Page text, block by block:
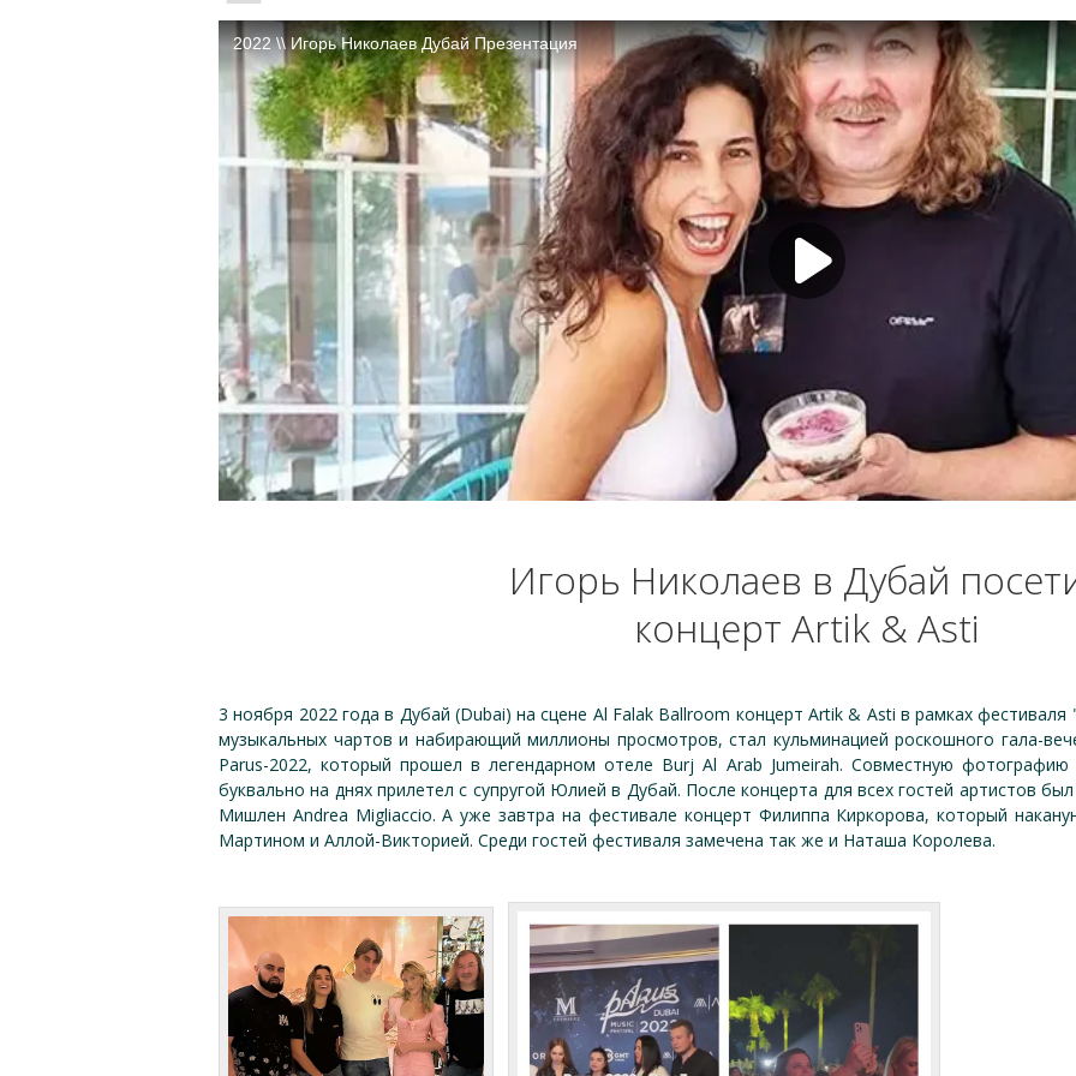
Игорь Николаев в Дубай
концерт Artik & Asti
3 ноября 2022 года в Дубай (Dubai) на сцене Al Falak Ballroom концерт Artik & Asti в рамках
музыкальных чартов и набирающий миллионы просмотров, стал кульминацией роскошного гала-
Parus-2022, который прошел в легендарном отеле Burj Al Arab Jumeirah. Совместную
буквально на днях прилетел с супругой Юлией в Дубай. После концерта для всех гостей артистов
Мишлен Andrea Migliaccio. А уже завтра на фестивале концерт Филиппа Киркорова, который
Мартином и Аллой-Викторией. Среди гостей фестиваля замечена так же и Наташа Королева.